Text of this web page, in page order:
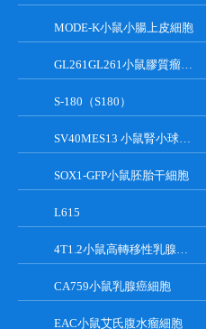
MODE-K小鼠小腸上皮細胞
GL261GL261小鼠膠質瘤細胞
S-180（S180）
SV40MES13 小鼠腎小球系膜細胞
SOX1-GFP小鼠胚胎干細胞
L615
4T1.2小鼠高轉移性乳腺癌細胞
CA759小鼠乳腺癌細胞
EAC小鼠艾氏腹水瘤細胞